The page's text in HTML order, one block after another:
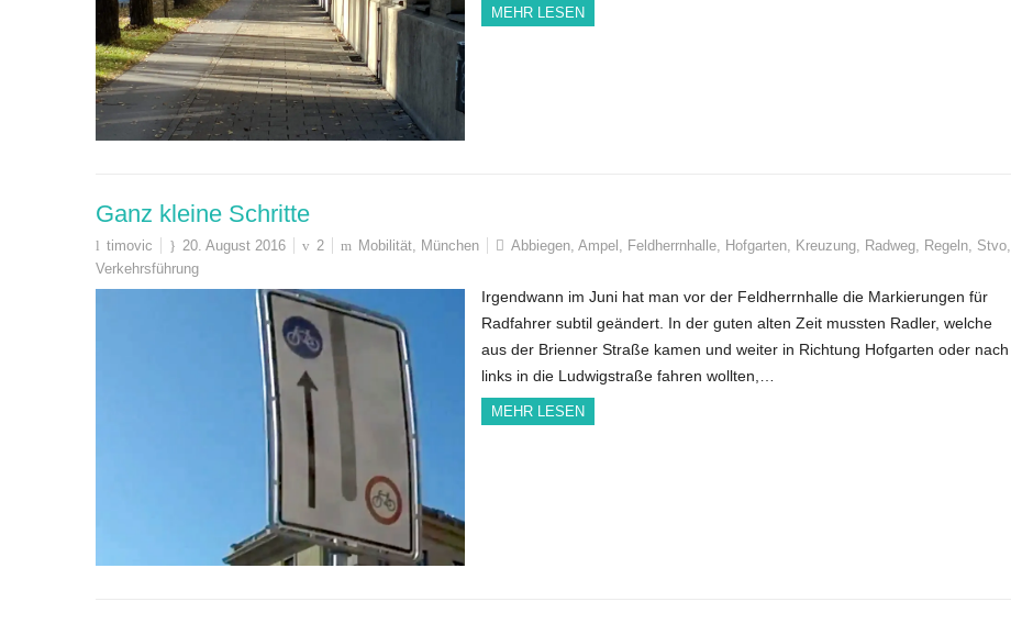
MEHR LESEN
Ganz kleine Schritte
timovic 20. August 2016 2 Mobilität, München Abbiegen, Ampel , Feldherrnhalle, Hofgarten, Kreuzung, Radweg, Regeln, Stvo,
Verkehrsführung
Irgendwann im Juni hat man vor der Feldherrnhalle die Markierungen für
Radfahrer subtil geändert. In der guten alten Zeit mussten Radler, welche
aus der Brienner Straße kamen und weiter in Richtung Hofgarten oder nach
links in die Ludwigstraße fahren wollten,…
MEHR LESEN